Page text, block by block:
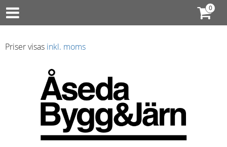
Priser visas inkl. moms